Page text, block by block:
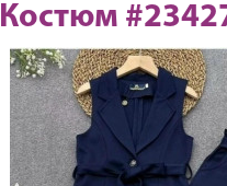
Костюм